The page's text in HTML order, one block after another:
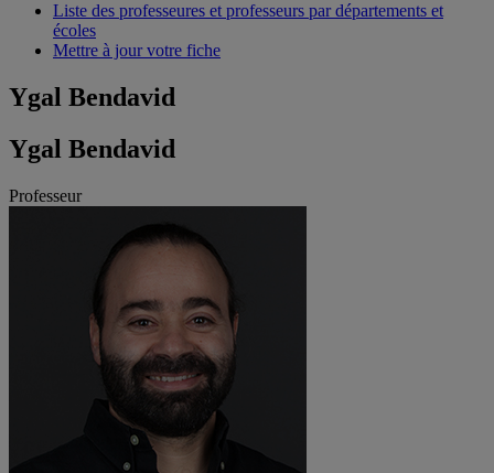
Liste des professeures et professeurs par départements et
écoles
Mettre à jour votre fiche
Ygal Bendavid
Ygal Bendavid
Professeur